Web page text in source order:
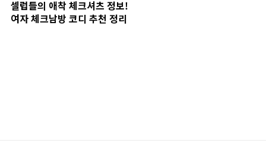
셀럽들의 애착 체크셔츠 정보!
여자 체크남방 코디 추천 정리